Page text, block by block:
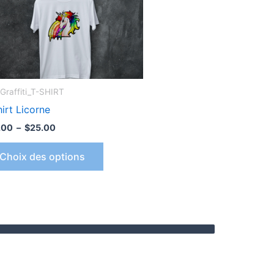
SHIRT
Licorne
– $25.00
Choix des options
Les
options
peuvent
être
choisies
sur
produit